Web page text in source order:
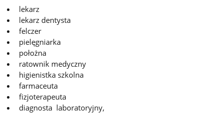
lekarz
lekarz dentysta
felczer
pielęgniarka
położna
ratownik medyczny
higienistka szkolna
farmaceuta
fizjoterapeuta
diagnosta laboratoryjny,